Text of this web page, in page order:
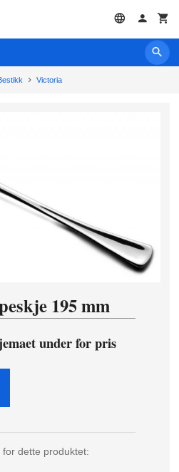
Victoria
195 mm
under for pris
dette produktet: